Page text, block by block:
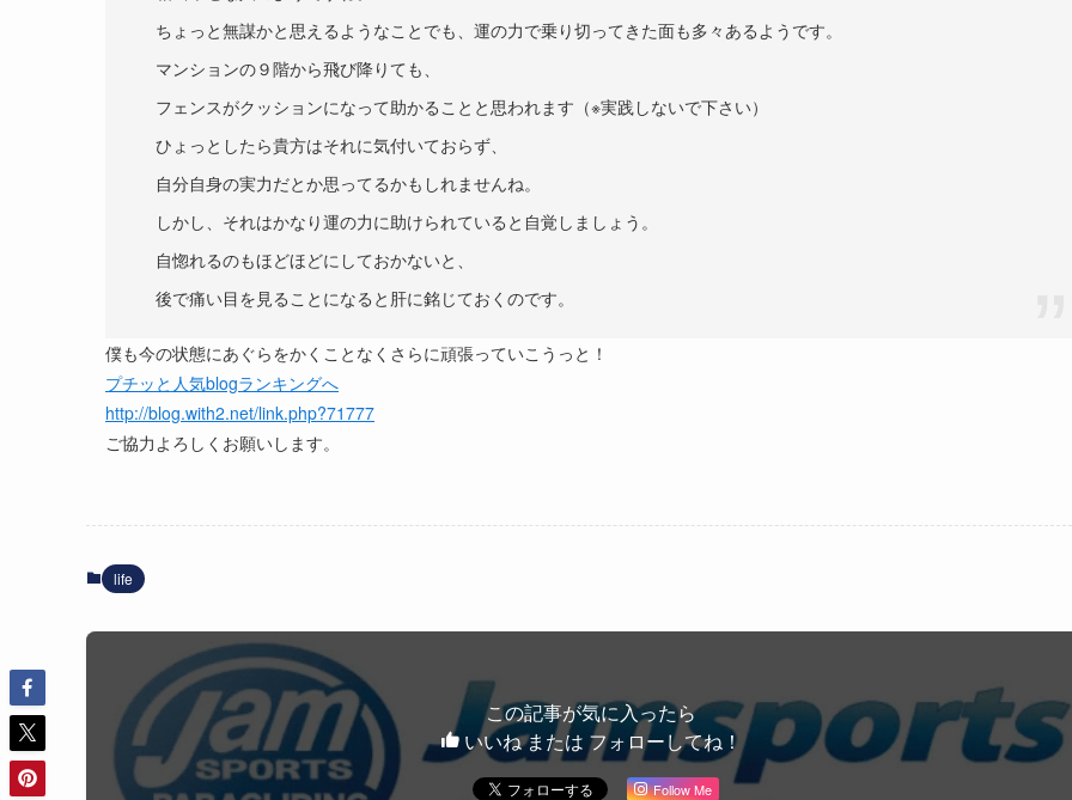
ちょっと無謀かと思えるようなことでも、運の力で乗り切ってきた面も多々あるようです。
マンションの９階から飛び降りても、
フェンスがクッションになって助かることと思われます（※実践しないで下さい）
ひょっとしたら貴方はそれに気付いておらず、
自分自身の実力だとか思ってるかもしれませんね。
しかし、それはかなり運の力に助けられていると自覚しましょう。
自惚れるのもほどほどにしておかないと、
後で痛い目を見ることになると肝に銘じておくのです。
僕も今の状態にあぐらをかくことなくさらに頑張っていこうっと！
プチッと人気blogランキングへ
http://blog.with2.net/link.php?71777
ご協力よろしくお願いします。
life
この記事が気に入ったら
いいね または フォローしてね！
Follow Me